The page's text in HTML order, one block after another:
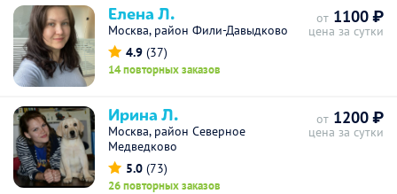
Елена Л.
Москва, район Фили-Давыдково
4.9 (37)
14 повторных заказов
от 1100 ₽
цена за сутки
Ирина Л.
Москва, район Северное
Медведково
5.0 (73)
26 повторных заказов
от 1200 ₽
цена за сутки